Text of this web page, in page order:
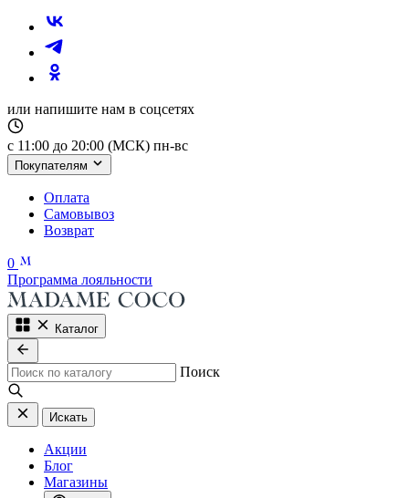
или напишите нам в соцсетях
с 11:00 до 20:00 (МСК) пн-вс
Покупателям
Оплата
Самовывоз
Возврат
0
Программа лояльности
Каталог
Поиск
Искать
Акции
Блог
Магазины